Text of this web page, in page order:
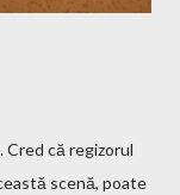
Cred că regizorul
scenă, poate